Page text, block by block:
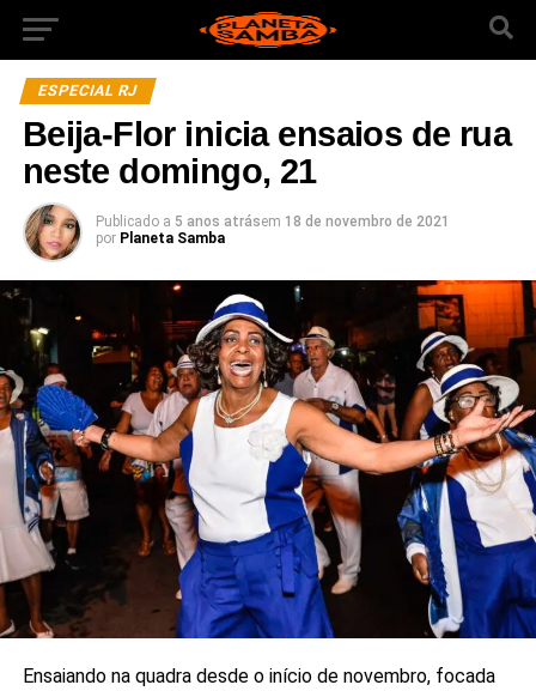
ESPECIAL RJ
Beija-Flor inicia ensaios de rua
neste domingo, 21
Publicado a 5 anos atrásem 18 de novembro de 2021
por Planeta Samba
Ensaiando na quadra desde o início de novembro, focada